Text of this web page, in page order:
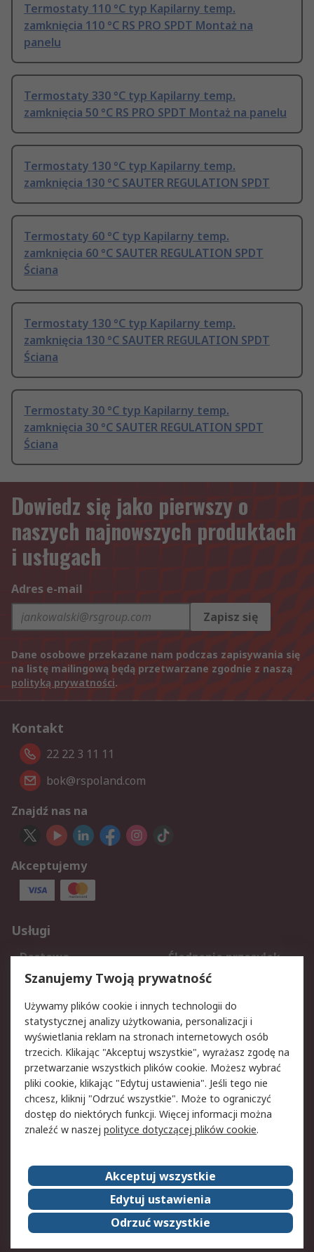
Termostaty 110 °C typ Kapilarny temp.
zamknięcia 110 °C RS PRO SPDT Montaż na
panelu
Termostaty 330 °C typ Kapilarny temp.
zamknięcia 50 °C RS PRO SPDT Montaż na panelu
Termostaty 130 °C typ Kapilarny temp.
zamknięcia 130 °C SAUTER REGULATION SPDT
Termostaty 60 °C typ Kapilarny temp.
zamknięcia 60 °C SAUTER REGULATION SPDT
Ściana
Termostaty 130 °C typ Kapilarny temp.
zamknięcia 130 °C SAUTER REGULATION SPDT
Ściana
Termostaty 30 °C typ Kapilarny temp.
zamknięcia 30 °C SAUTER REGULATION SPDT
Ściana
Dowiedz się jako pierwszy o
naszych najnowszych produktach
i usługach
Adres e-mail
Zapisz się
Dane osobowe przekazane nam podczas zapisywania się
na listę mailingową będą przetwarzane zgodnie z naszą
polityką prywatności.
Kontakt
22 22 3 11 11
bok@rspoland.com
Znajdź nas na
Akceptujemy
Usługi
Dostawa
Śledzenie przesyłek
Reklamacje i zwroty
Rejestracja
Aspekty prawne
Bezpieczeństwo e-
maila
Polityka dotycząca
plików cookie
Polityka prywatności
Użytkowanie witryny
Zastrzeżenia prawne
Warunki Sprzedaży
Kontakt
O firmie RS
RS na świecie
Kariera
Nagrody dla RS
ESG
Szanujemy Twoją prywatność
Używamy plików cookie i innych technologii do
statystycznej analizy użytkowania, personalizacji i
wyświetlania reklam na stronach internetowych osób
trzecich. Klikając "Akceptuj wszystkie", wyrażasz zgodę na
przetwarzanie wszystkich plików cookie. Możesz wybrać
pliki cookie, klikając "Edytuj ustawienia". Jeśli tego nie
chcesz, kliknij "Odrzuć wszystkie". Może to ograniczyć
dostęp do niektórych funkcji. Więcej informacji można
znaleźć w naszej polityce dotyczącej plików cookie.
Akceptuj wszystkie
Edytuj ustawienia
Odrzuć wszystkie